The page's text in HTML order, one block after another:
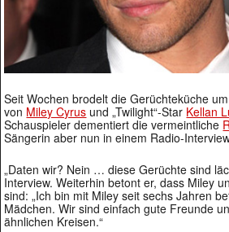
Seit Wochen brodelt die Gerüchteküche
von Miley Cyrus und „Twilight“-Star Kellan
Schauspieler dementiert die vermeintliche
Sängerin aber nun in einem Radio-
„Daten wir? Nein … diese Gerüchte sind
Interview. Weiterhin betont er, dass Miley
sind: „Ich bin mit Miley seit sechs Jahren
Mädchen. Wir sind einfach gute Freunde
ähnlichen Kreisen.“